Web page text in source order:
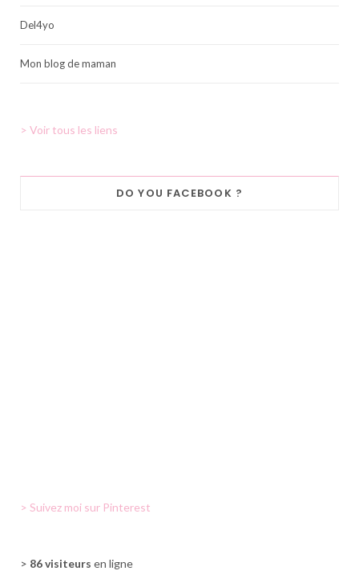
Del4yo
Mon blog de maman
> Voir tous les liens
DO YOU FACEBOOK ?
> Suivez moi sur Pinterest
> 86 visiteurs en ligne